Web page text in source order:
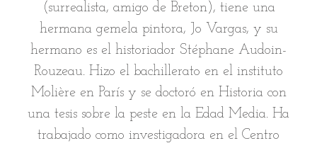
(surrealista, amigo de Breton), tiene una
hermana gemela pintora, Jo Vargas, y su
hermano es el historiador Stéphane Audoin-
Rouzeau. Hizo el bachillerato en el instituto
Molière en París y se doctoró en Historia con
una tesis sobre la peste en la Edad Media. Ha
trabajado como investigadora en el Centro